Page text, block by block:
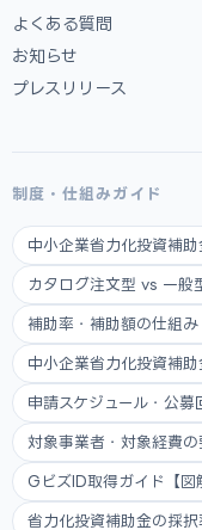
よくある質問
お知らせ
プレスリリース
制度・仕組みガイド
中小企業省力化投資補
カタログ注文型 vs 一般
補助率・補助額の仕組み
中小企業省力化投資補
申請スケジュール・公
対象事業者・対象経費の
GビズID取得ガイド【図
省力化投資補助金の採択